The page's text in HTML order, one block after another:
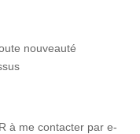
nouveauté
à me contacter par e-